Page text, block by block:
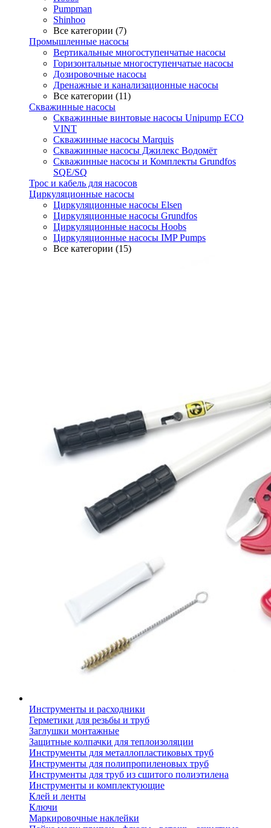
Pumpman
Shinhoo
Все категории (7)
Промышленные насосы
Вертикальные многоступенчатые насосы
Горизонтальные многоступенчатые насосы
Дозировочные насосы
Дренажные и канализационные насосы
Все категории (11)
Скважинные насосы
Скважинные винтовые насосы Unipump ECO
VINT
Скважинные насосы Marquis
Скважинные насосы Джилекс Водомёт
Скважинные насосы и Комплекты Grundfos
SQE/SQ
Трос и кабель для насосов
Циркуляционные насосы
Циркуляционные насосы Elsen
Циркуляционные насосы Grundfos
Циркуляционные насосы Hoobs
Циркуляционные насосы IMP Pumps
Все категории (15)
Инструменты и расходники
Герметики для резьбы и труб
Заглушки монтажные
Защитные колпачки для теплоизоляции
Инструменты для металлопластиковых труб
Инструменты для полипропиленовых труб
Инструменты для труб из сшитого полиэтилена
Инструменты и комплектующие
Клей и ленты
Ключи
Маркировочные наклейки